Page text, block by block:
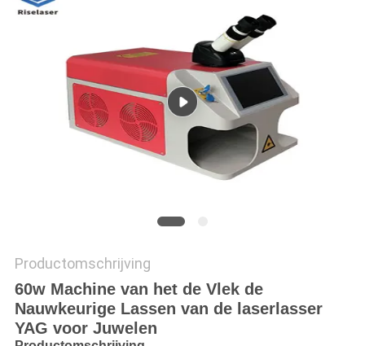
SITEMAP
Productomschrijving
60w Machine van het de Vlek de
Nauwkeurige Lassen van de laserlasser
YAG voor Juwelen